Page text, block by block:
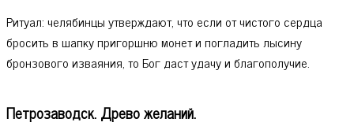
Ритуал: челябинцы утверждают, что если от чистого сердца
бросить в шапку пригоршню монет и погладить лысину
бронзового изваяния, то Бог даст удачу и благополучие.
Петрозаводск. Древо желаний.